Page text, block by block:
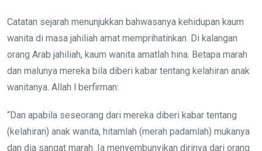
Catatan sejarah menunjukkan bahwasanya kehidupan kaum
wanita di masa jahiliah amat memprihatinkan. Di kalangan
orang Arab jahiliah, kaum wanita amatlah hina. Betapa marah
dan malunya mereka bila diberi kabar tentang kelahiran anak
wanitanya. Allah l berfirman:
“Dan apabila seseorang dari mereka diberi kabar tentang
(kelahiran) anak wanita, hitamlah (merah padamlah) mukanya
dan dia sangat marah. Ia menyembunyikan dirinya dari orang